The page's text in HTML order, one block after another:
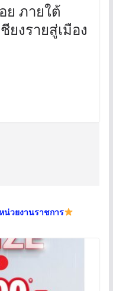
ย ภายใต้
งรายสู่เมือง
น่วยงานราชการ